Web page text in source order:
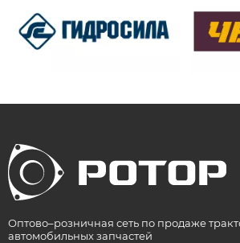
Оптово–розничная сеть по продаже
автомобильных запчастей